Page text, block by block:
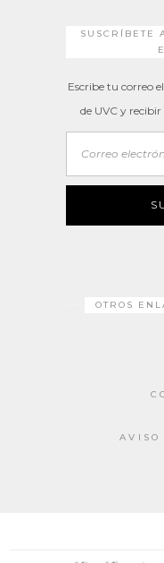
SUSCRÍBETE
Escribe tu correo
de UVC y
OTROS